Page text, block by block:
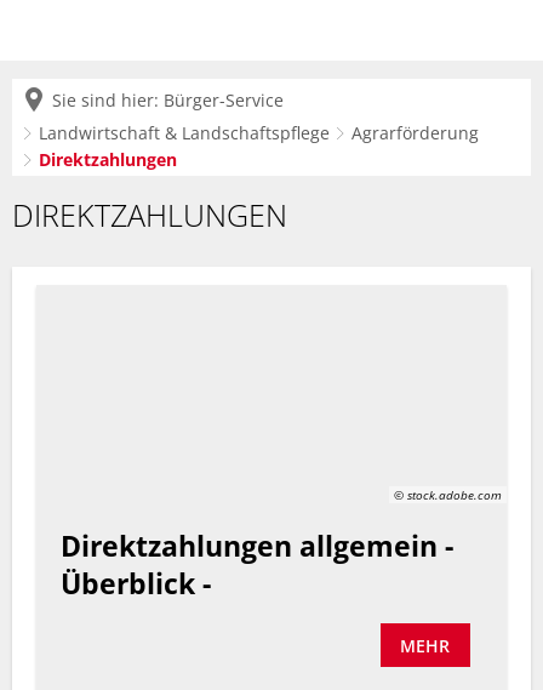
Sie sind hier: Bürger-Service
Landwirtschaft & Landschaftspflege
Agrarförderung
Direktzahlungen
Direktzahlungen
DIREKTZAHLUNGEN
© stock.adobe.com
Direktzahlungen allgemein -
Überblick -
MEHR